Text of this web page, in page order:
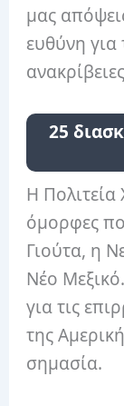
μας
ευθύνη
25
Η Πολιτεία
όμορφες
Γιούτα, η
Νέο
για τις
της
σημασία.